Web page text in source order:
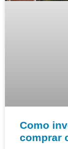
Como
comprar